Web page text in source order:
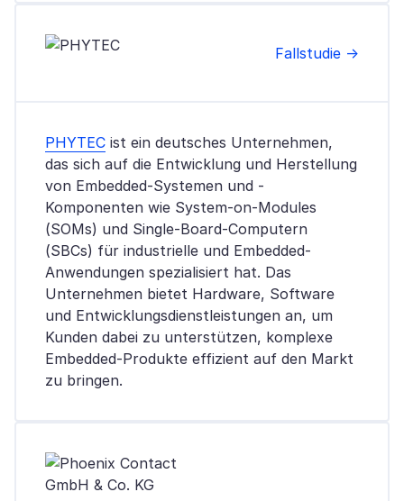
Fallstudie →
PHYTEC ist ein deutsches Unternehmen,
das sich auf die Entwicklung und Herstellung
von Embedded-Systemen und -
Komponenten wie System-on-Modules
(SOMs) und Single-Board-Computern
(SBCs) für industrielle und Embedded-
Anwendungen spezialisiert hat. Das
Unternehmen bietet Hardware, Software
und Entwicklungsdienstleistungen an, um
Kunden dabei zu unterstützen, komplexe
Embedded-Produkte effizient auf den Markt
zu bringen.